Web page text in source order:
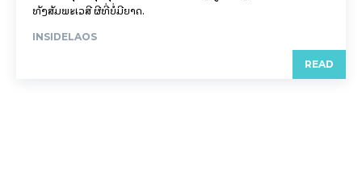
ທັງສັມພະເວສີ ຜີທີ່ບໍ່ມີຍາດ.
INSIDELAOS
READ